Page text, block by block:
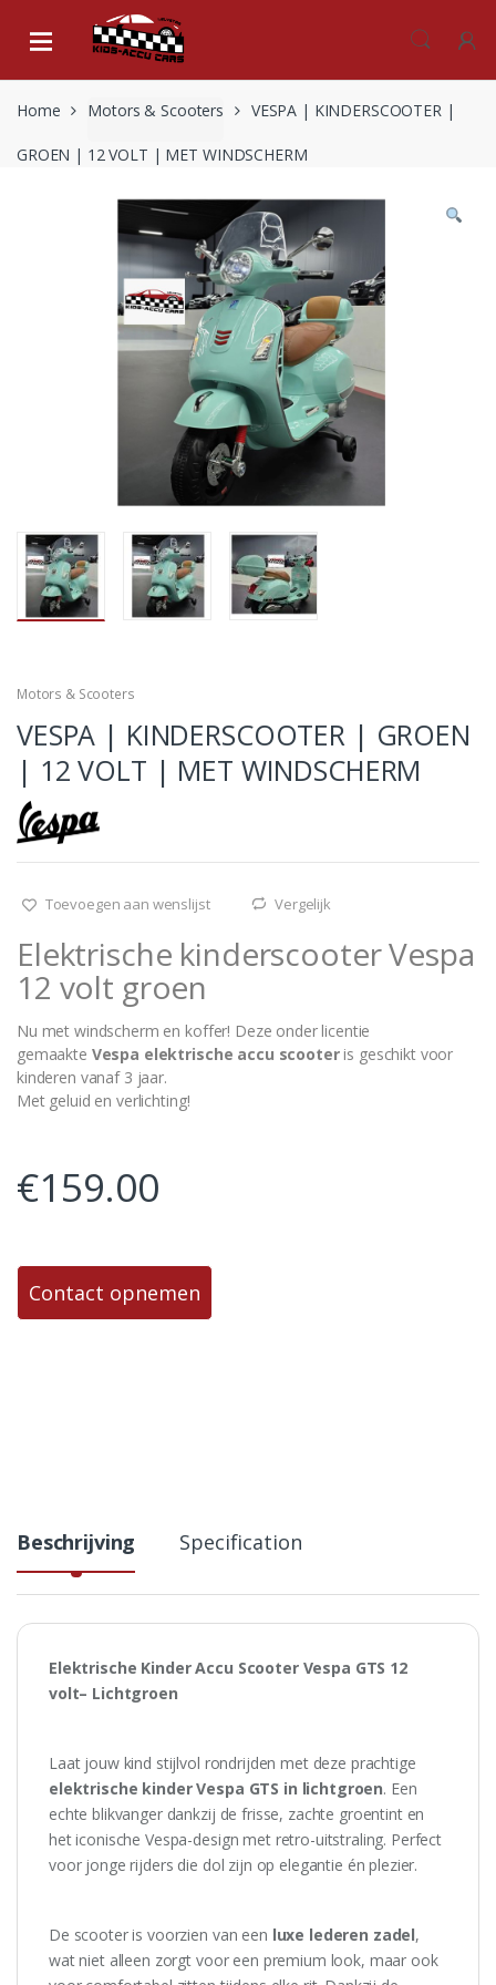
Home Motors & Scooters VESPA | KINDERSCOOTER |
GROEN | 12 VOLT | MET WINDSCHERM
Motors & Scooters
VESPA | KINDERSCOOTER | GROEN
| 12 VOLT | MET WINDSCHERM
Toevoegen aan wenslijst Vergelijk
Elektrische kinderscooter Vespa
12 volt groen
Nu met windscherm en koffer! Deze onder licentie
gemaakte Vespa elektrische accu scooteris geschikt voor
kinderen vanaf 3 jaar.
Met geluid en verlichting!
€159.00
Contact opnemen
Beschrijving Specification
Elektrische Kinder Accu Scooter Vespa GTS 12
volt– Lichtgroen
Laat jouw kind stijlvol rondrijden met deze prachtige
elektrische kinder Vespa GTS in lichtgroen. Een
echte blikvanger dankzij de frisse, zachte groentint en
het iconische Vespa-design met retro-uitstraling. Perfect
voor jonge rijders die dol zijn op elegantie én plezier.
De scooter is voorzien van een luxe lederen zadel,
wat niet alleen zorgt voor een premium look, maar ook